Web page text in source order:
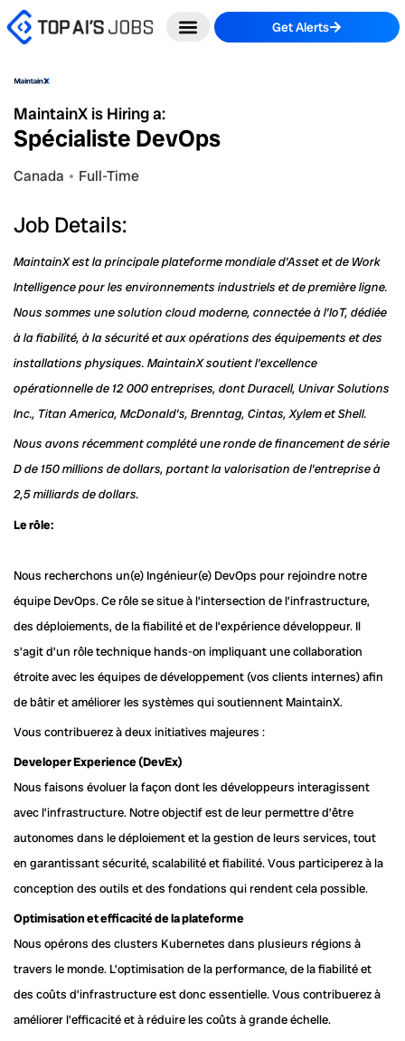
Skip
to
Get Alerts
MaintainX is Hiring a:
Spécialiste DevOps
Canada Full-Time
Job Details:
MaintainX est la principale plateforme mondiale d’Asset et de Work
Intelligence pour les environnements industriels et de première ligne.
Nous sommes une solution cloud moderne, connectée à l’IoT, dédiée
à la fiabilité, à la sécurité et aux opérations des équipements et des
installations physiques. MaintainX soutient l’excellence
opérationnelle de 12 000 entreprises, dont Duracell, Univar Solutions
Inc., Titan America, McDonald’s, Brenntag, Cintas, Xylem et Shell.
Nous avons récemment complété une ronde de financement de série
D de 150 millions de dollars, portant la valorisation de l’entreprise à
2,5 milliards de dollars.
Le rôle:
Nous recherchons un(e) Ingénieur(e) DevOps pour rejoindre notre
équipe DevOps. Ce rôle se situe à l’intersection de l’infrastructure,
des déploiements, de la fiabilité et de l’expérience développeur. Il
s’agit d’un rôle technique hands-on impliquant une collaboration
étroite avec les équipes de développement (vos clients internes) afin
de bâtir et améliorer les systèmes qui soutiennent MaintainX.
Vous contribuerez à deux initiatives majeures :
Developer Experience (DevEx)
Nous faisons évoluer la façon dont les développeurs interagissent
avec l’infrastructure. Notre objectif est de leur permettre d’être
autonomes dans le déploiement et la gestion de leurs services, tout
en garantissant sécurité, scalabilité et fiabilité. Vous participerez à la
conception des outils et des fondations qui rendent cela possible.
Optimisation et efficacité de la plateforme
Nous opérons des clusters Kubernetes dans plusieurs régions à
travers le monde. L’optimisation de la performance, de la fiabilité et
des coûts d’infrastructure est donc essentielle. Vous contribuerez à
améliorer l’efficacité et à réduire les coûts à grande échelle.